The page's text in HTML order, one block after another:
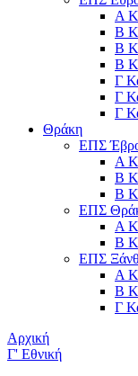
Α
Β
Β
Β
Γ
Γ
Γ
Θράκη
ΕΠΣ
Α
Β
Β
ΕΠΣ
Α
Β
ΕΠΣ
Α
Β
Γ
Αρχική
Γ' Εθνική